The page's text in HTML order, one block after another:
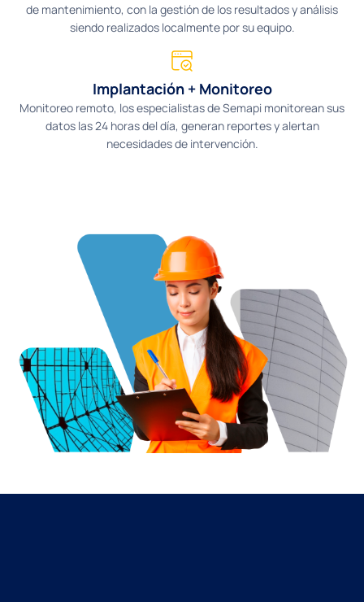
de mantenimiento, con la gestión de los resultados y análisis
siendo realizados localmente por su equipo.
Implantación + Monitoreo
Monitoreo remoto, los especialistas de Semapi monitorean sus
datos las 24 horas del día, generan reportes y alertan
necesidades de intervención.